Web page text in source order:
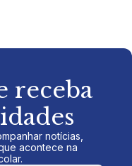
receba
notícias,
acontece na